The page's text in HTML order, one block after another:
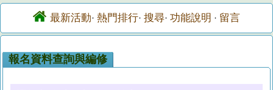
最新活動· 熱門排行· 搜尋· 功能說明 · 留言
報名資料查詢與編修